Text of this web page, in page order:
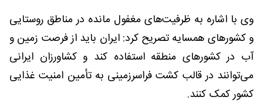
وی با اشاره به ظرفیت‌های مغفول مانده در مناطق روستایی
و کشورهای همسایه تصریح کرد: ایران باید از فرصت زمین و
آب در کشورهای منطقه استفاده کند و کشاورزان ایرانی
می‌توانند در قالب کشت فراسرزمینی به تأمین امنیت غذایی
کشور کمک کنند.